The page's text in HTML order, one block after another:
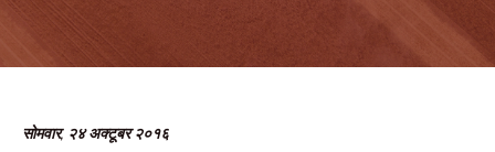
सोमवार, २४ अक्टूबर २०१६